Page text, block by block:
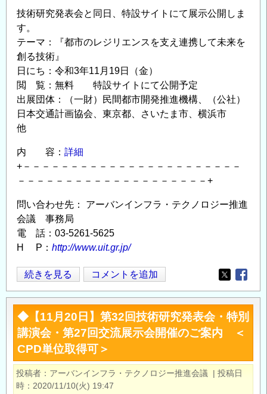
技術研究発表会と同日、特設サイトにて展示公開しま
す。
テーマ：『都市のレジリエンスを支え連携して未来を
創る技術』
日にち：令和3年11月19日（金）
閲 覧：無料 特設サイトにて公開予定
出展団体：（一財）民間都市開発推進機構、（公社）
日本交通計画協会、東京都、さいたま市、横浜市
他
内 容： 詳細
+－－－－－－－－－－－－－－－－－－－－－－－
－－－－－－－－－－－－－－－－－－－－+
問い合わせ先： アーバンインフラ・テクノロジー推進
会議 事務局
電 話：03-5261-5625
H P： http://www.uit.gr.jp/
◆【11
月
19
日】
第
33
回
技
続きを見る コメントを追加
Opens in
◆【11月20日】第32回技術研究発表会・特別
講演会・第27回交流展示会開催のご案内 ＜
CPD単位取得可＞
投稿者 アーバンインフラ・テクノロジー推進会議 | 投稿日
時
2020/11/10(火) 19:47